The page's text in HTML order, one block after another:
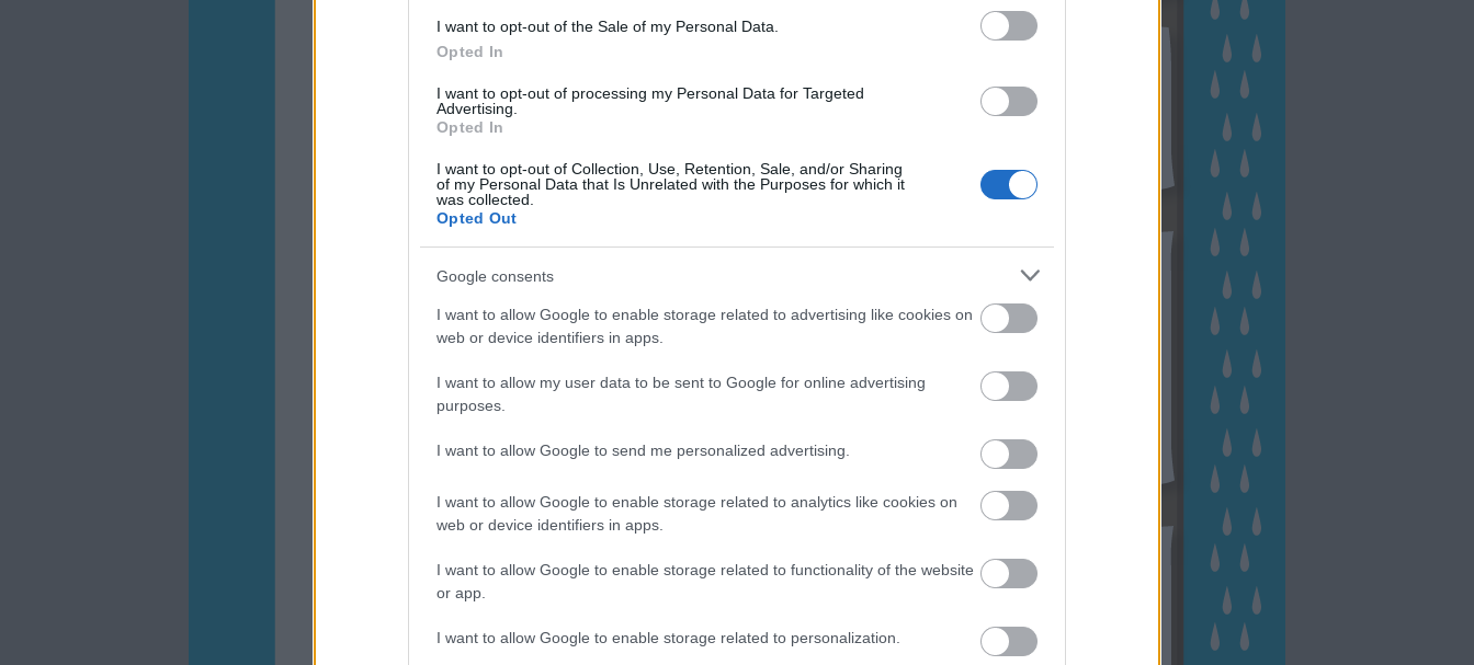
I want to opt-out of the Sale of my Personal Data.
Opted In
I want to opt-out of processing my Personal Data for Targeted
Advertising.
Opted In
I want to opt-out of Collection, Use, Retention, Sale, and/or Sharing
of my Personal Data that Is Unrelated with the Purposes for which it
was collected.
Opted Out
Google consents
I want to allow Google to enable storage related to advertising like cookies on
web or device identifiers in apps.
I want to allow my user data to be sent to Google for online advertising
purposes.
I want to allow Google to send me personalized advertising.
I want to allow Google to enable storage related to analytics like cookies on
web or device identifiers in apps.
I want to allow Google to enable storage related to functionality of the website
or app.
I want to allow Google to enable storage related to personalization.
Kertészete
Hírlevél feliratkozás
Archívum
2022 november
2022 szeptember
2022 augusztus
2022 április (
2021 december
2021 október